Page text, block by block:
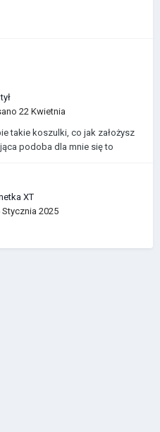
22 Kwietnia
takie koszulki, co jak założysz
podoba dla mnie się to
Racing - manetka XT
Stycznia 2025